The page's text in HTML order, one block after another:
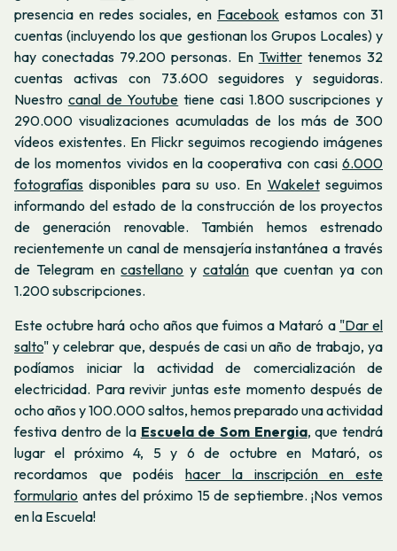
presencia en redes sociales, en Facebook estamos con 31
cuentas (incluyendo los que gestionan los Grupos Locales) y
hay conectadas 79.200 personas. En Twittertenemos 32
cuentas activas con 73.600 seguidores y seguidoras.
Nuestro canal de Youtube tiene casi 1.800 suscripciones y
290.000 visualizaciones acumuladas de los más de 300
vídeos existentes. En Flickr seguimos recogiendo imágenes
de los momentos vividos en la cooperativa con casi 6.000
fotografías disponibles para su uso. En Wakeletseguimos
informando del estado de la construcción de los proyectos
de generación renovable. También hemos estrenado
recientemente un canal de mensajería instantánea a través
de Telegram encastellano y catalánque cuentan ya con
1.200 subscripciones.
Este octubre hará ocho años que fuimos a Mataró a "Dar el
salto" y celebrar que, después de casi un año de trabajo, ya
podíamos iniciar la actividad de comercialización de
electricidad. Para revivir juntas este momento después de
ocho años y 100.000 saltos, hemos preparado una actividad
festiva dentro de la Escuela de Som Energia, que tendrá
lugar el próximo 4, 5 y 6 de octubre en Mataró, os
recordamos que podéishacer la inscripción en este
formulario antes del próximo 15 de septiembre. ¡Nos vemos
en la Escuela!